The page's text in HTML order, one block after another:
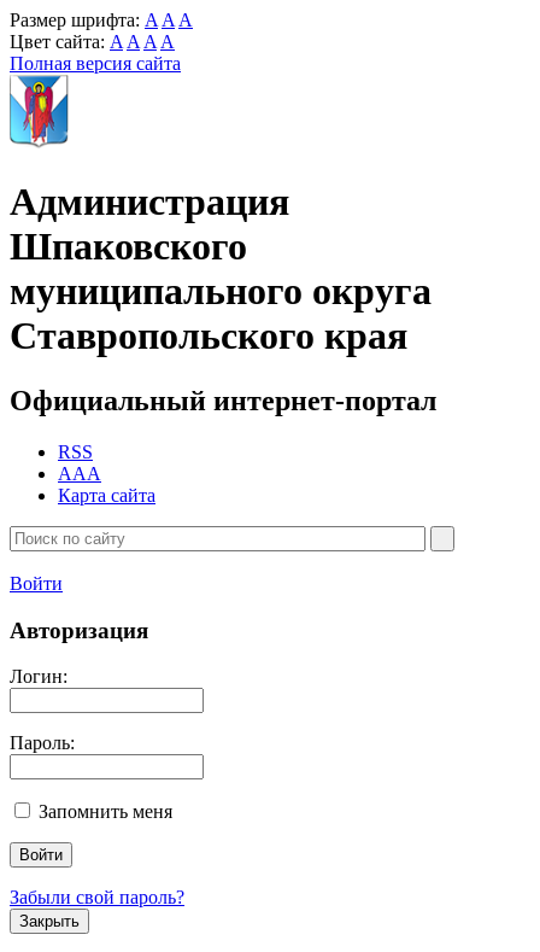
Размер шрифта: A A A
Цвет сайта: A A A A
Полная версия сайта
Администрация
Шпаковского
муниципального округа
Ставропольского края
Официальный интернет-портал
RSS
AAA
Карта сайта
Войти
Авторизация
Логин:
Пароль:
Запомнить меня
Забыли свой пароль?
Закрыть